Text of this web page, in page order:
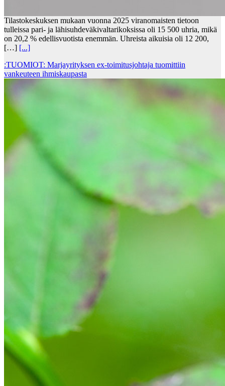
Tilastokeskuksen mukaan vuonna 2025 viranomaisten tietoon
tulleissa pari- ja lähisuhdeväkivaltarikoksissa oli 15 500 uhria, mikä
on 20,2 % edellisvuotista enemmän. Uhreista aikuisia oli 12 200,
[…] [...]
:TUOMIOT: Marjayrityksen ex-toimitusjohtaja tuomittiin
vankeuteen ihmiskaupasta